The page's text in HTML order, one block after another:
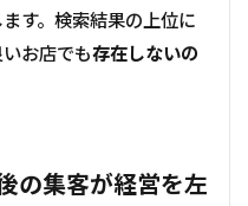
す。検索結果の上位に
お店でも存在しないの
の集客が経営を左